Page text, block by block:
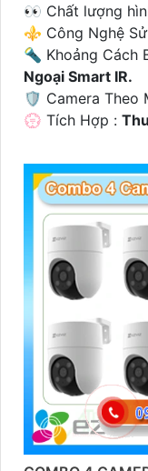
️👀 Chất lượng
⚜️ Công Nghệ
🔦 Khoảng Cách
Ngoại Smart IR.
🛡 Camera Theo
️💮 Tích Hợp :